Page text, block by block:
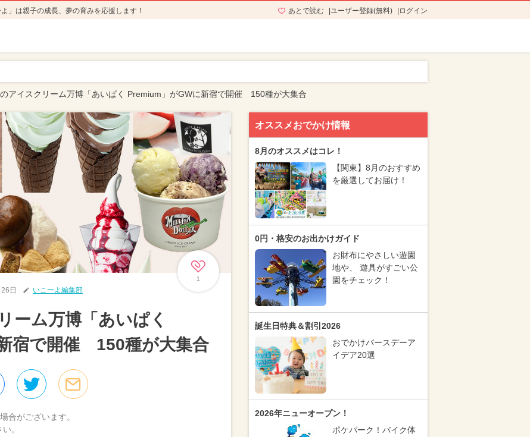
」は親子の成長、夢の育みを応援します！ あとで読む ユーザー登録(無料) ログイン
アイスクリーム万博「あいぱく Premium」がGWに新宿で開催 150種が大集合
1
日 いこーよ編集部
ーム万博「あいぱく
宿で開催 150種が大集合
合がございます。
。
オススメおでかけ情報
8月のオススメはコレ！
【関東】8月のおすすめ
を厳選してお届け！
0円・格安のお出かけガイド
お財布にやさしい遊園
地や、 遊具がすごい公
園をチェック！
誕生日特典＆割引2026
おでかけバースデーア
イデア20選
2026年ニューオープン！
ポケパーク！バイク体